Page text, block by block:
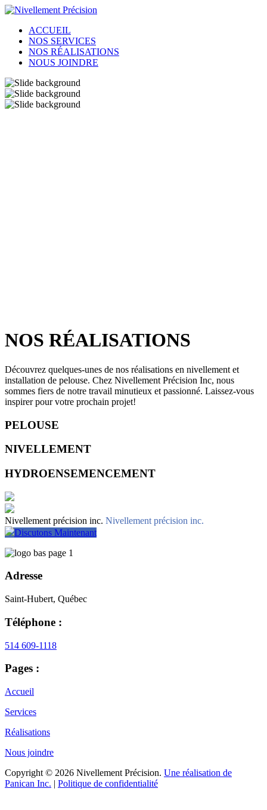
ACCUEIL
NOS SERVICES
NOS RÉALISATIONS
NOUS JOINDRE
NOS RÉALISATIONS
Découvrez quelques-unes de nos réalisations en nivellement et
installation de pelouse. Chez Nivellement Précision Inc, nous
sommes fiers de notre travail minutieux et passionné. Laissez-vous
inspirer pour votre prochain projet!
PELOUSE
NIVELLEMENT
HYDROENSEMENCEMENT
Nivellement précision inc. Nivellement précision inc.
Discutons Maintenant
Adresse
Saint-Hubert, Québec
Téléphone :
514 609-1118
Pages :
Accueil
Services
Réalisations
Nous joindre
Copyright © 2026 Nivellement Précision. Une réalisation de
Panican Inc. | Politique de confidentialité